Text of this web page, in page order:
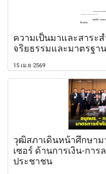
ความเป็นมาและสาระ
จริยธรรมและมาตรฐ
15 เม.ย 2569
วุฒิสภาเดินหน้าศึกษา
เซอร์ ด้านการเงิน-กา
ประชาชน